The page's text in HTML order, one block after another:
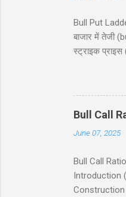
Bull Put
बाजार में तेजी
स्ट्राइक
उपयोगी
(Table of
Bull Call
June 07, 2025
Bull Call
Introduction
Construction